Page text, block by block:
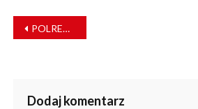
NAWIGACJA
WPISU
POLREGIO coraz bliżej zakupu taboru spalinowego
Dodaj komentarz